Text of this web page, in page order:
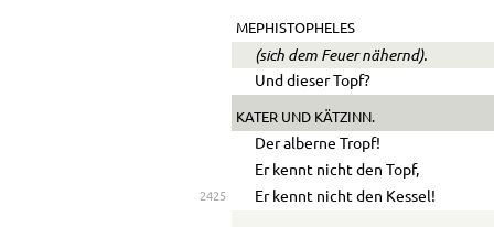
MEPHISTOPHELES
(sich dem Feuer nähernd).
Und dieser Topf?
KATERUND KÄTZINN.
Der alberne Tropf!
Er kennt nicht den Topf,
2425 Er kennt nicht den Kessel!